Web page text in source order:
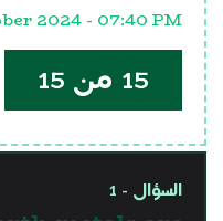
2024 - 07:40 PM
15 من 15
السؤال - 1